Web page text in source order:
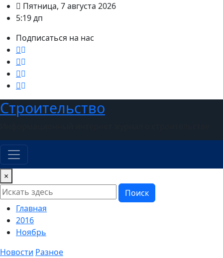
ПерейтиПятница, 7 августа 2026
5:19 дп
Подписаться на нас
Строительство
×
Поиск
Главная
2016
Ноябрь
Новости Разное